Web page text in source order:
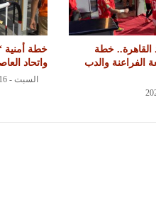
القاهرة.. خطة
الفراعنة والدب
خطة أمنية
واتحاد
السبت - 16 مايو 2026